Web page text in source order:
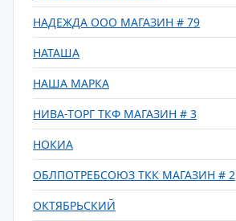
НАДЕЖДА ООО МАГАЗИН # 79
НАТАША
НАША МАРКА
НИВА-ТОРГ ТКФ МАГАЗИН # 3
НОКИА
ОБЛПОТРЕБСОЮЗ ТКК МАГАЗИН # 2
ОКТЯБРЬСКИЙ